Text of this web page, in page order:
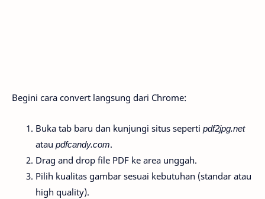
Begini cara convert langsung dari Chrome:
Buka tab baru dan kunjungi situs seperti pdf2jpg.net
atau pdfcandy.com.
Drag and drop file PDF ke area unggah.
Pilih kualitas gambar sesuai kebutuhan (standar atau
high quality).